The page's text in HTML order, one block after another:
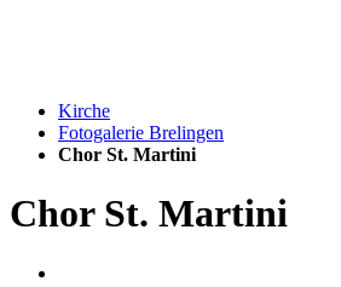
Kirche
Fotogalerie Brelingen
Chor St. Martini
Chor St. Martini